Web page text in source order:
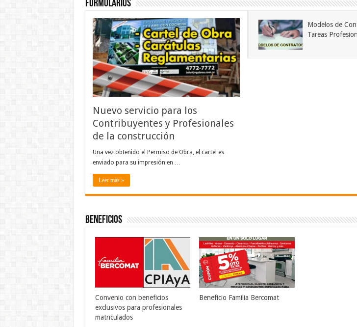
FORMULARIOS
Nuevo servicio para los
Contribuyentes y Profesionales
de la construcción
Una vez obtenido el Permiso de Obra, el cartel es
enviado para su impresión en …
Leer más »
Modelos de
Tareas
Beneficios
Convenio con beneficios
exclusivos para profesionales
matriculados
Beneficio Familia Bercomat